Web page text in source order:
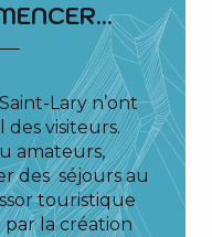
Lary n’ont
des visiteurs.
amateurs,
des séjours au
touristique
par la création